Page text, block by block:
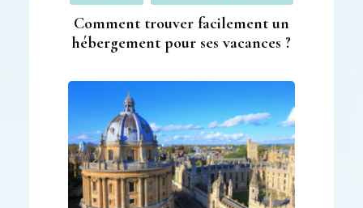
Comment trouver facilement un
hébergement pour ses vacances ?